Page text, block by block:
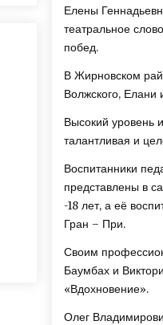
Елены
театральное
побед.
В Жирновском
Волжского, Елани
Высокий уровень
талантливая и
Воспитанники
представлены в
-18 лет, а её
Гран – При.
Своим
Баумбах и
«Вдохновение».
Олег